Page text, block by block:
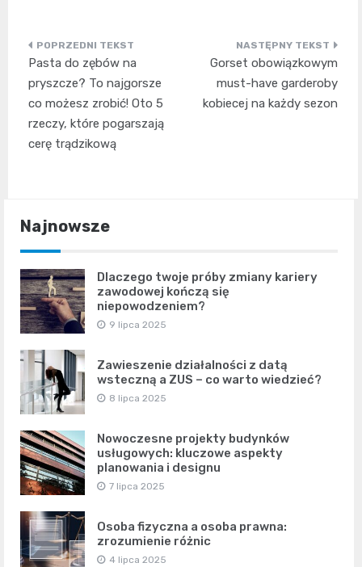
Nawigacja
wpisu
Pasta do zębów na
pryszcze? To najgorsze
co możesz zrobić! Oto 5
rzeczy, które pogarszają
cerę trądzikową
Gorset obowiązkowym
must-have garderoby
kobiecej na każdy sezon
Najnowsze
Dlaczego twoje próby zmiany kariery
zawodowej kończą się
niepowodzeniem?
9 lipca 2025
Zawieszenie działalności z datą
wsteczną a ZUS – co warto wiedzieć?
8 lipca 2025
Nowoczesne projekty budynków
usługowych: kluczowe aspekty
planowania i designu
7 lipca 2025
Osoba fizyczna a osoba prawna:
zrozumienie różnic
4 lipca 2025